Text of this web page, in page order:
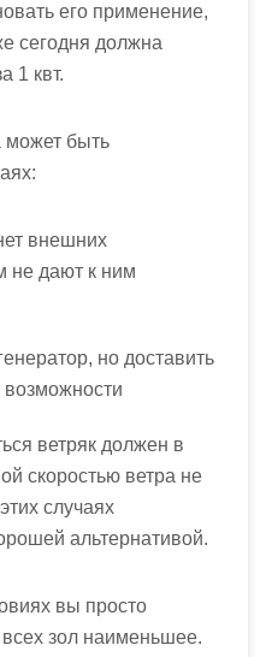
его применение,
сегодня должна
1 квт.
может быть
внешних
не дают к ним
но доставить
возможности
ветряк должен в
скоростью ветра не
случаях
альтернативой.
вы просто
зол наименьшее.